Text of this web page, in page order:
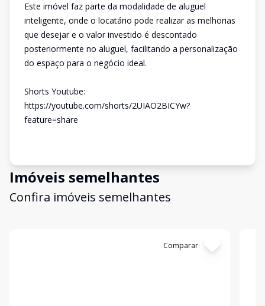
Este imóvel faz parte da modalidade de aluguel
inteligente, onde o locatário pode realizar as melhorias
que desejar e o valor investido é descontado
posteriormente no aluguel, facilitando a personalização
do espaço para o negócio ideal.
Shorts Youtube:
https://youtube.com/shorts/2UIAO2BICYw?
feature=share
Imóveis semelhantes
Confira imóveis semelhantes
Comparar